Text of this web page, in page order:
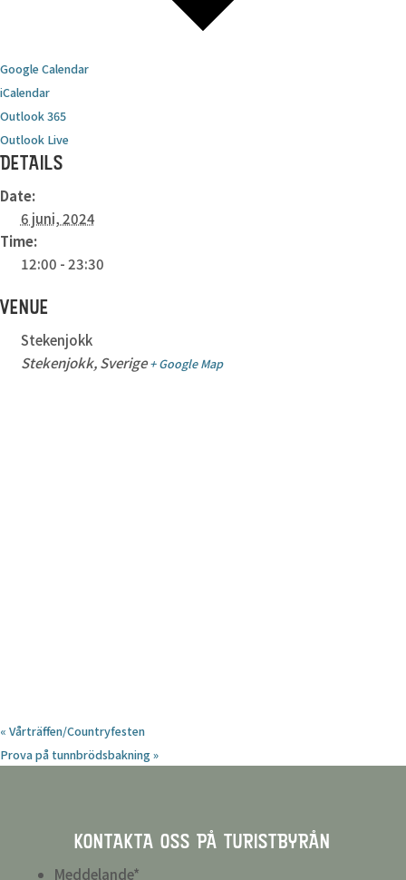
Google Calendar
iCalendar
Outlook 365
Outlook Live
DETAILS
Date:
6 juni, 2024
Time:
12:00 - 23:30
VENUE
Stekenjokk
Stekenjokk, Sverige + Google Map
« Vårträffen/Countryfesten
Prova på tunnbrödsbakning»
KONTAKTA OSS PÅ TURISTBYRÅN
Meddelande*